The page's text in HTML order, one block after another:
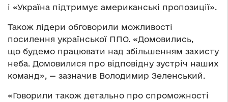
і «Україна підтримує американські пропозиції».
Також лідери обговорили можливості
посилення української ППО. «Домовились,
що будемо працювати над збільшенням захисту
неба. Домовилися про відповідну зустріч наших
команд», — зазначив Володимир Зеленський.
«Говорили також детально про спроможності